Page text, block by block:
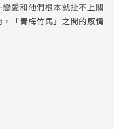
愛和他們根本就扯不上關
「青梅竹馬」之間的感情